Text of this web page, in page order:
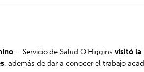
– Servicio de Salud O’Higginsvisitó la
, además de dar a conocer el trabajo